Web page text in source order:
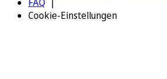
Cookie-Einstellungen